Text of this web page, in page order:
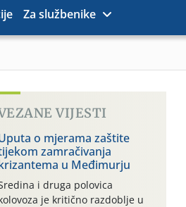
Za službenike
VIJESTI
o mjerama zaštite
zamračivanja
u Međimurju
i druga polovica
je kritično razdoblje u